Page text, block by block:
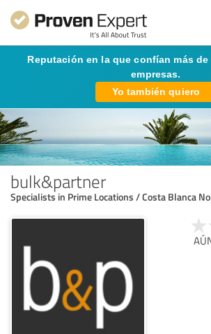
Reputación en la que confían más
empresas.
Yo también quiero
bulk&partner
Specialists in Prime Locations / Costa Blanca